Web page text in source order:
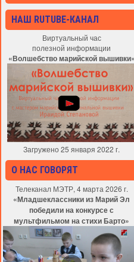
НАШ RUTUBE-КАНАЛ
Виртуальный час
полезной информации
«Волшебство марийской вышивки»
Загружено 25 января 2022 г.
О НАС ГОВОРЯТ
Телеканал МЭТР, 4 марта 2026 г.
«Младшеклассники из Марий Эл
победили на конкурсе с
мультфильмом на стихи Барто»